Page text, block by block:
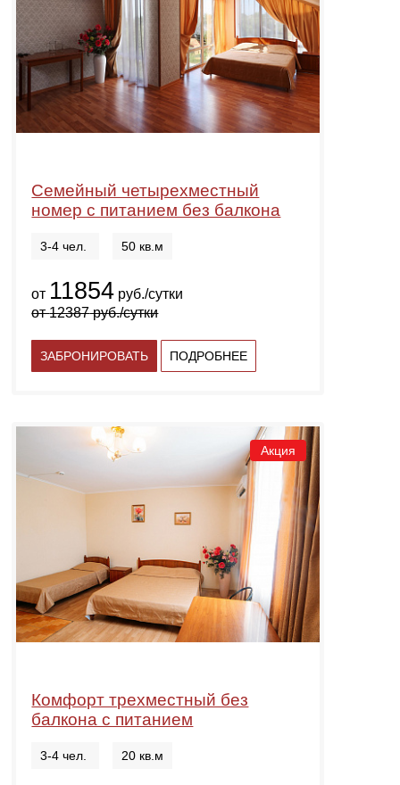
Семейный четырехместный
номер с питанием без балкона
3-4 чел. 50 кв.м
от 11854 руб./сутки
от12387руб./сутки
ЗАБРОНИРОВАТЬ ПОДРОБНЕЕ
Акция
Комфорт трехместный без
балкона с питанием
3-4 чел. 20 кв.м